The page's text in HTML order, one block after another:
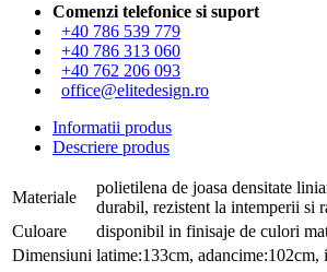
Comenzi telefonice si suport
+40 786 539 779
+40 786 313 060
+40 762 206 093
office@elitedesign.ro
Informatii produs
Descriere produs
Materiale
polietilena de joasa densitate
durabil, rezistent la intemperii si
Culoare
disponibil in finisaje de culori
Dimensiuni latime:133cm, adancime:102cm,